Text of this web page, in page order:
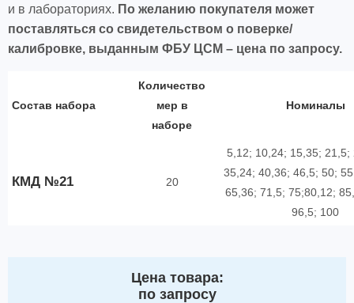
и в лабораториях. По желанию покупателя может
поставляться со свидетельством о поверке/
калибровке, выданным ФБУ ЦСМ – цена по запросу.
Состав набора
Количество
мер в
наборе
Номиналы
КМД №21 20
5,12; 10,24; 15,35; 21,5;
35,24; 40,36; 46,5; 50;
65,36; 71,5; 75;80,12;
96,5; 100
Цена товара:
по запросу